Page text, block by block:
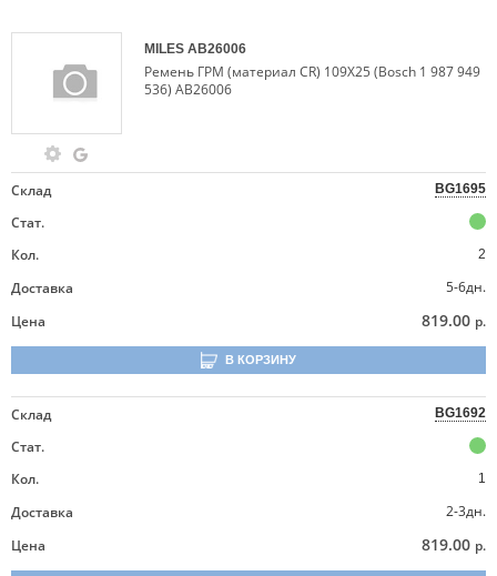
MILES AB26006
Ремень ГРМ (материал CR) 109X25 (Bosch 1 987 949
536) AB26006
Склад BG1695
Стат.
Кол.
2
Доставка
5-6дн.
Цена
819.00 р.
В КОРЗИНУ
Склад BG1692
Стат.
Кол.
1
Доставка
2-3дн.
Цена
819.00 р.